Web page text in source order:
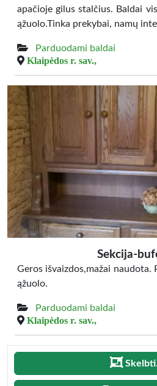
apačioje gilus stalčius. Baldai
ąžuolo.Tinka prekybai, namų
Parduodami baldai
Klaipėdos r. sav.,
Sekcija-
Geros išvaizdos,mažai naudota.
ąžuolo.
Parduodami baldai
Klaipėdos r. sav.,